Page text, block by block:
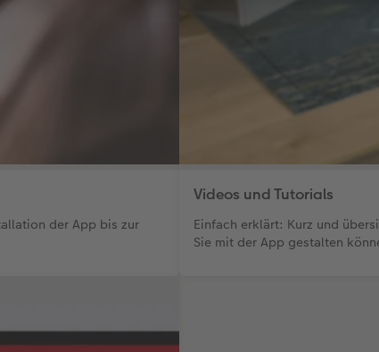
der App bis zur
Videos und Tutorials
Einfach erklärt: Kurz und
Sie mit der App gestalten